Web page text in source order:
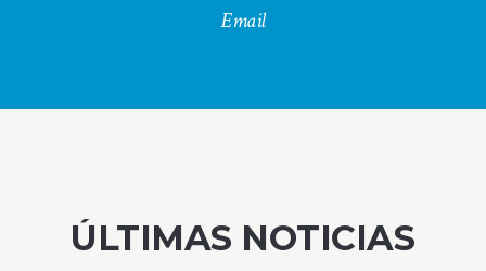
Email
ÚLTIMAS NOTICIAS